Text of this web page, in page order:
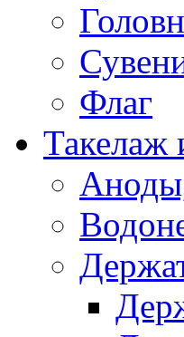
Флаг
Такелаж